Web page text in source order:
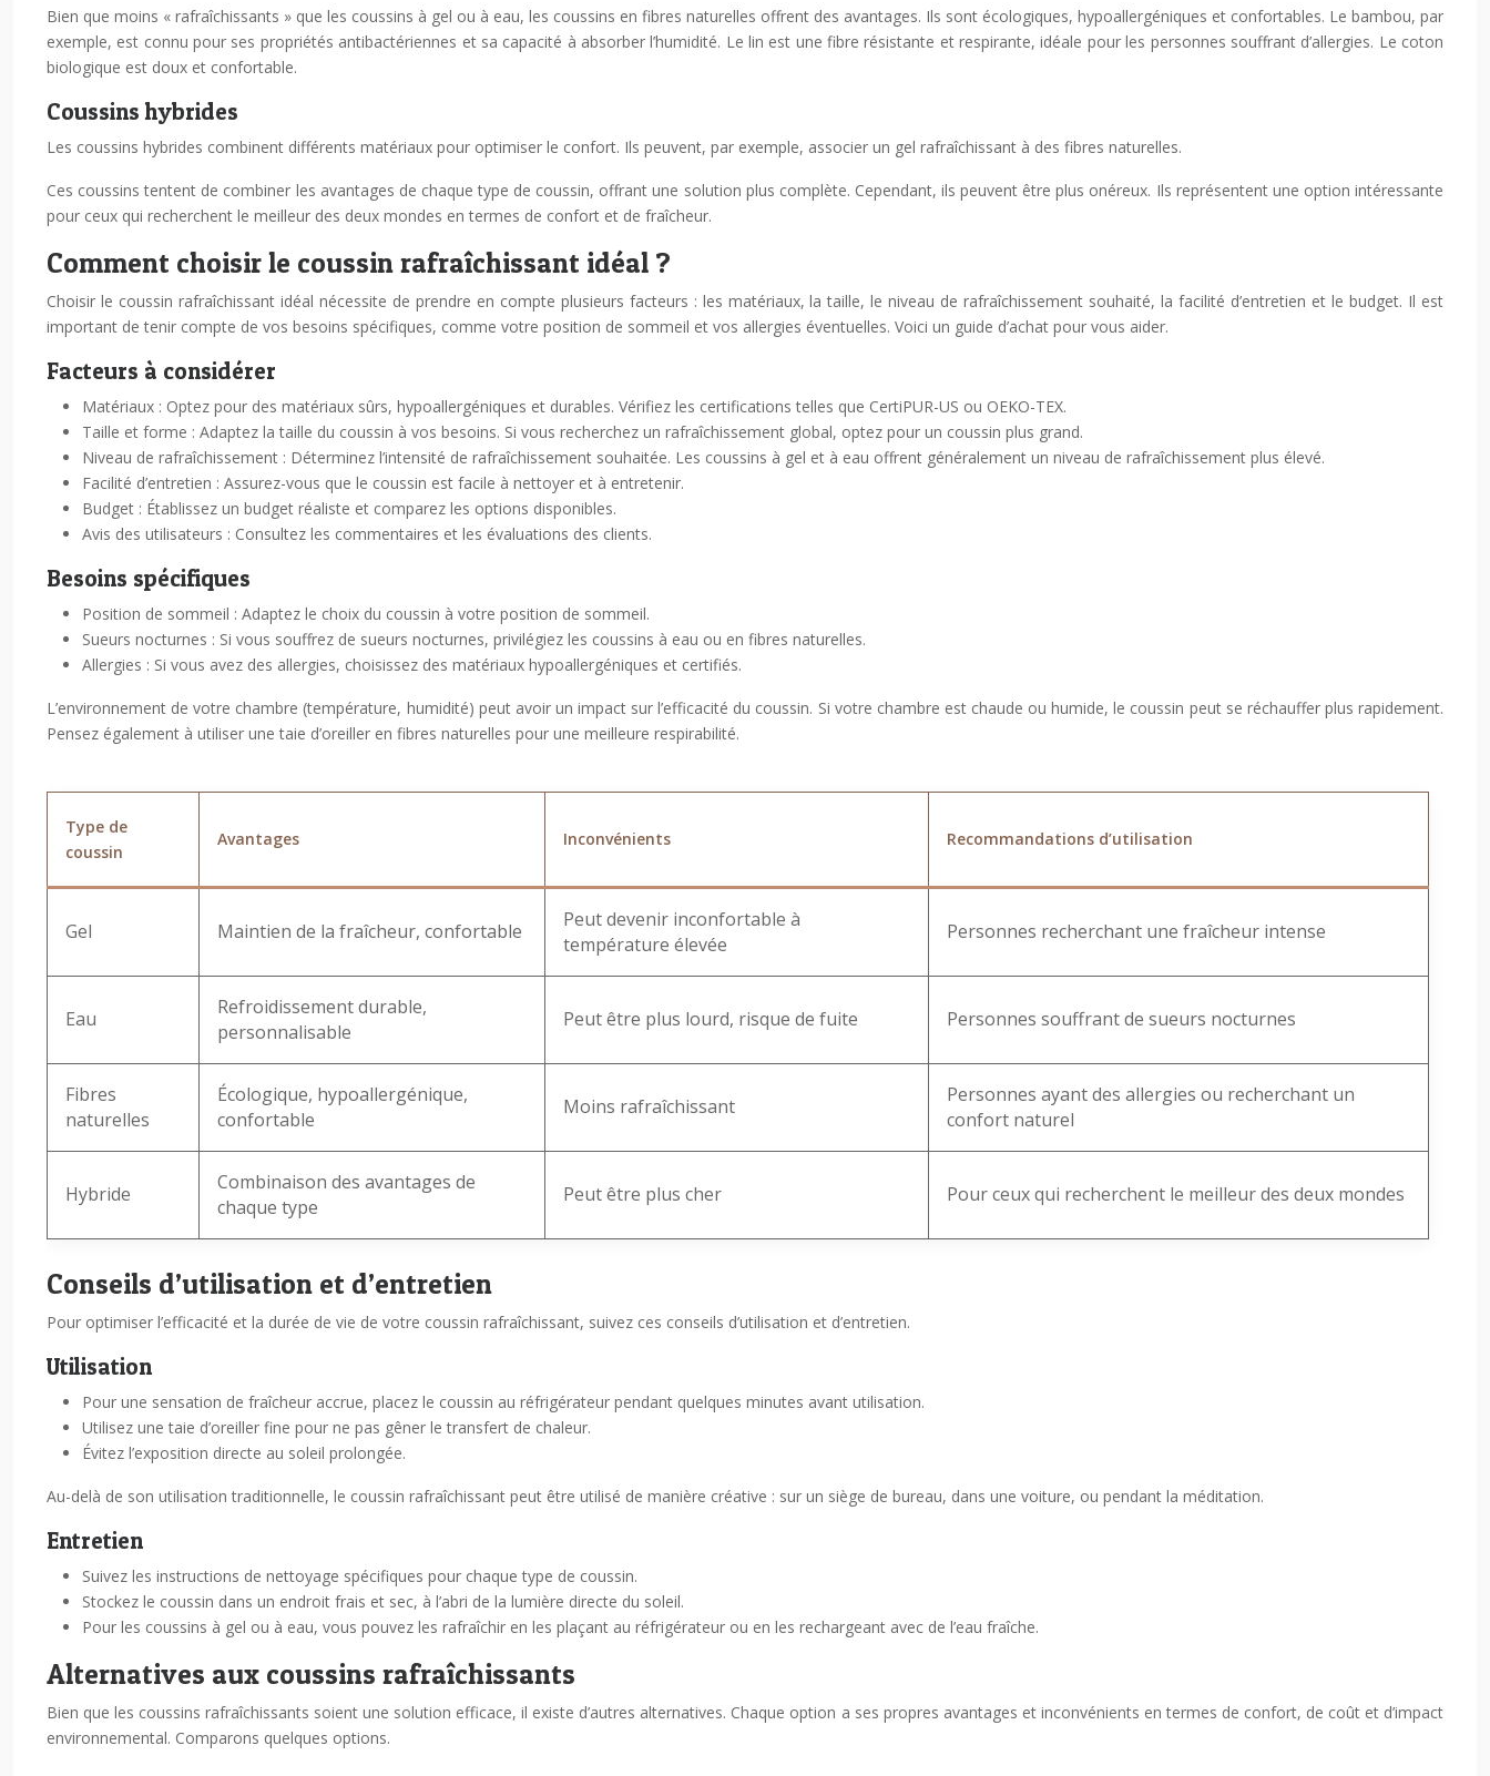
Bien que moins « rafraîchissants » que les coussins à gel ou à eau, les coussins en fibres naturelles offrent des avantages. Ils sont écologiques, hypoallergéniques et confortables. Le bambou, par
exemple, est connu pour ses propriétés antibactériennes et sa capacité à absorber l’humidité. Le lin est une fibre résistante et respirante, idéale pour les personnes souffrant d’allergies. Le coton
biologique est doux et confortable.
Coussins hybrides
Les coussins hybrides combinent différents matériaux pour optimiser le confort. Ils peuvent, par exemple, associer un gel rafraîchissant à des fibres naturelles.
Ces coussins tentent de combiner les avantages de chaque type de coussin, offrant une solution plus complète. Cependant, ils peuvent être plus onéreux. Ils représentent une option intéressante
pour ceux qui recherchent le meilleur des deux mondes en termes de confort et de fraîcheur.
Comment choisir le coussin rafraîchissant idéal ?
Choisir le coussin rafraîchissant idéal nécessite de prendre en compte plusieurs facteurs : les matériaux, la taille, le niveau de rafraîchissement souhaité, la facilité d’entretien et le budget. Il est
important de tenir compte de vos besoins spécifiques, comme votre position de sommeil et vos allergies éventuelles. Voici un guide d’achat pour vous aider.
Facteurs à considérer
Matériaux : Optez pour des matériaux sûrs, hypoallergéniques et durables. Vérifiez les certifications telles que CertiPUR-US ou OEKO-TEX.
Taille et forme : Adaptez la taille du coussin à vos besoins. Si vous recherchez un rafraîchissement global, optez pour un coussin plus grand.
Niveau de rafraîchissement : Déterminez l’intensité de rafraîchissement souhaitée. Les coussins à gel et à eau offrent généralement un niveau de rafraîchissement plus élevé.
Facilité d’entretien : Assurez-vous que le coussin est facile à nettoyer et à entretenir.
Budget : Établissez un budget réaliste et comparez les options disponibles.
Avis des utilisateurs : Consultez les commentaires et les évaluations des clients.
Besoins spécifiques
Position de sommeil : Adaptez le choix du coussin à votre position de sommeil.
Sueurs nocturnes : Si vous souffrez de sueurs nocturnes, privilégiez les coussins à eau ou en fibres naturelles.
Allergies : Si vous avez des allergies, choisissez des matériaux hypoallergéniques et certifiés.
L’environnement de votre chambre (température, humidité) peut avoir un impact sur l’efficacité du coussin. Si votre chambre est chaude ou humide, le coussin peut se réchauffer plus rapidement.
Pensez également à utiliser une taie d’oreiller en fibres naturelles pour une meilleure respirabilité.
Type de
coussin
Avantages Inconvénients Recommandations d’utilisation
Gel Maintien de la fraîcheur, confortable
Peut devenir inconfortable à
température élevée
Personnes recherchant une fraîcheur intense
Eau
Refroidissement durable,
personnalisable
Peut être plus lourd, risque de fuite Personnes souffrant de sueurs nocturnes
Fibres
naturelles
Écologique, hypoallergénique,
confortable
Moins rafraîchissant
Personnes ayant des allergies ou recherchant un
confort naturel
Hybride
Combinaison des avantages de
chaque type
Peut être plus cher Pour ceux qui recherchent le meilleur des deux mondes
Conseils d’utilisation et d’entretien
Pour optimiser l’efficacité et la durée de vie de votre coussin rafraîchissant, suivez ces conseils d’utilisation et d’entretien.
Utilisation
Pour une sensation de fraîcheur accrue, placez le coussin au réfrigérateur pendant quelques minutes avant utilisation.
Utilisez une taie d’oreiller fine pour ne pas gêner le transfert de chaleur.
Évitez l’exposition directe au soleil prolongée.
Au-delà de son utilisation traditionnelle, le coussin rafraîchissant peut être utilisé de manière créative : sur un siège de bureau, dans une voiture, ou pendant la méditation.
Entretien
Suivez les instructions de nettoyage spécifiques pour chaque type de coussin.
Stockez le coussin dans un endroit frais et sec, à l’abri de la lumière directe du soleil.
Pour les coussins à gel ou à eau, vous pouvez les rafraîchir en les plaçant au réfrigérateur ou en les rechargeant avec de l’eau fraîche.
Alternatives aux coussins rafraîchissants
Bien que les coussins rafraîchissants soient une solution efficace, il existe d’autres alternatives. Chaque option a ses propres avantages et inconvénients en termes de confort, de coût et d’impact
environnemental. Comparons quelques options.